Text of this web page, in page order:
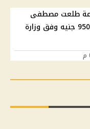
طلعت مصطفى
2026.. رواتب تصل إلى 9500 جنيه وفق وزارة